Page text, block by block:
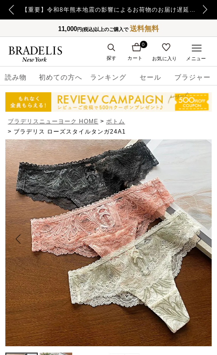
【重要】日本郵便の障害による配送への影響についてのお詫び 【重要】令和8年熊本地震の影響によるお荷物のお届け遅延について
11,000円(税込)以上のご購入で送料無料
読み物 初めての方へ ランキング セール ブラジャー
カート
0
お気に入り
探す メニュー
ブラデリスニューヨーク HOME
ボトム
ブラデリス ローズスタイルタンガ24A1